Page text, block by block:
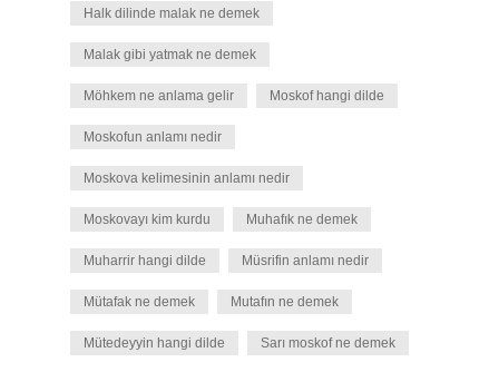
Halk dilinde malak ne demek
Malak gibi yatmak ne demek
Möhkem ne anlama gelir Moskof hangi dilde
Moskofun anlamı nedir
Moskova kelimesinin anlamı nedir
Moskovayı kim kurdu Muhafık ne demek
Muharrir hangi dilde Müsrifin anlamı nedir
Mütafak ne demek Mutafın ne demek
Mütedeyyin hangi dilde Sarı moskof ne demek